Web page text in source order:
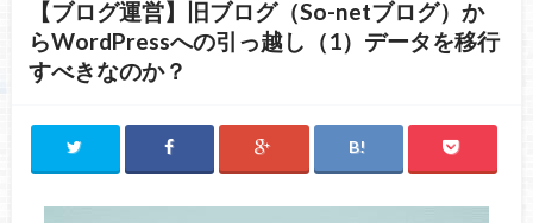
【ブログ運営】旧ブログ（So-netブログ）か
らWordPressへの引っ越し（1）データを移行
すべきなのか？